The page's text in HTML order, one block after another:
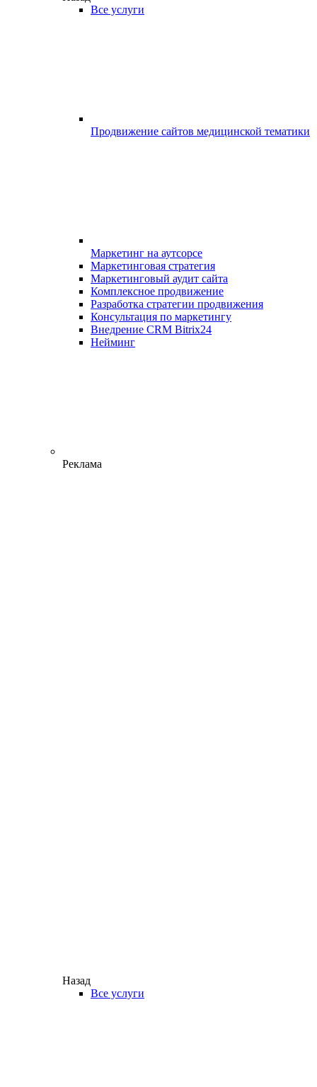
Все услуги
Продвижение сайтов медицинской тематики
Маркетинг на аутсорсе
Маркетинговая стратегия
Маркетинговый аудит сайта
Комплексное продвижение
Разработка стратегии продвижения
Консультация по маркетингу
Внедрение CRM Bitrix24
Нейминг
Реклама
Назад
Все услуги